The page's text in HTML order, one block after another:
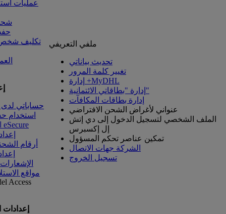
عمليات
تكليف شخص
حساباتي
استخدام
الوصول إلى eSecure
أرقام
مواقع
Access
ملفي التعريفي
تحديث بياناتي
تغيير كلمة المرور
إدارة +MyDHL
إدارة "بطاقاتي الائتمانية"
إدارة بطاقات المكافآت
عنواني لأغراض الشحن الافتراضي
الملف الشخصي لتسجيل الدخول إلى دي إتش
إل إكسبرس
تمكين عناصر تحكم المسؤول
الشركة جهات الاتصال
تسجيل الخروج